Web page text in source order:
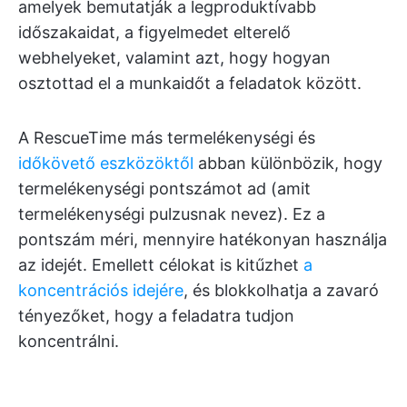
amelyek bemutatják a legproduktívabb
időszakaidat, a figyelmedet elterelő
webhelyeket, valamint azt, hogy hogyan
osztottad el a munkaidőt a feladatok között.
A RescueTime más termelékenységi és
időkövető eszközöktől abban különbözik, hogy
termelékenységi pontszámot ad (amit
termelékenységi pulzusnak nevez). Ez a
pontszám méri, mennyire hatékonyan használja
az idejét. Emellett célokat is kitűzhet a
koncentrációs idejére, és blokkolhatja a zavaró
tényezőket, hogy a feladatra tudjon
koncentrálni.